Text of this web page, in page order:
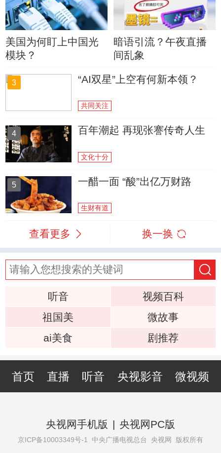
美国为何盯上中国光
模块？
暗语引流？午夜直播
间乱象
3 “AI双星”上空有何新本领？
共同关注
4 百年潮起 再现张謇传奇人生
文化十分
5 一醋一面 “酸”出亿万财路
生财有道
查看更多 换一换
听音
视频百科
祖国美
微故事
ai美食
剧推荐
首页 直播 听音 央视影音 微视频
央视网手机版 | 央视网PC版
京ICP备10003349号-1 中央广播电视总台 央视网 版权所有